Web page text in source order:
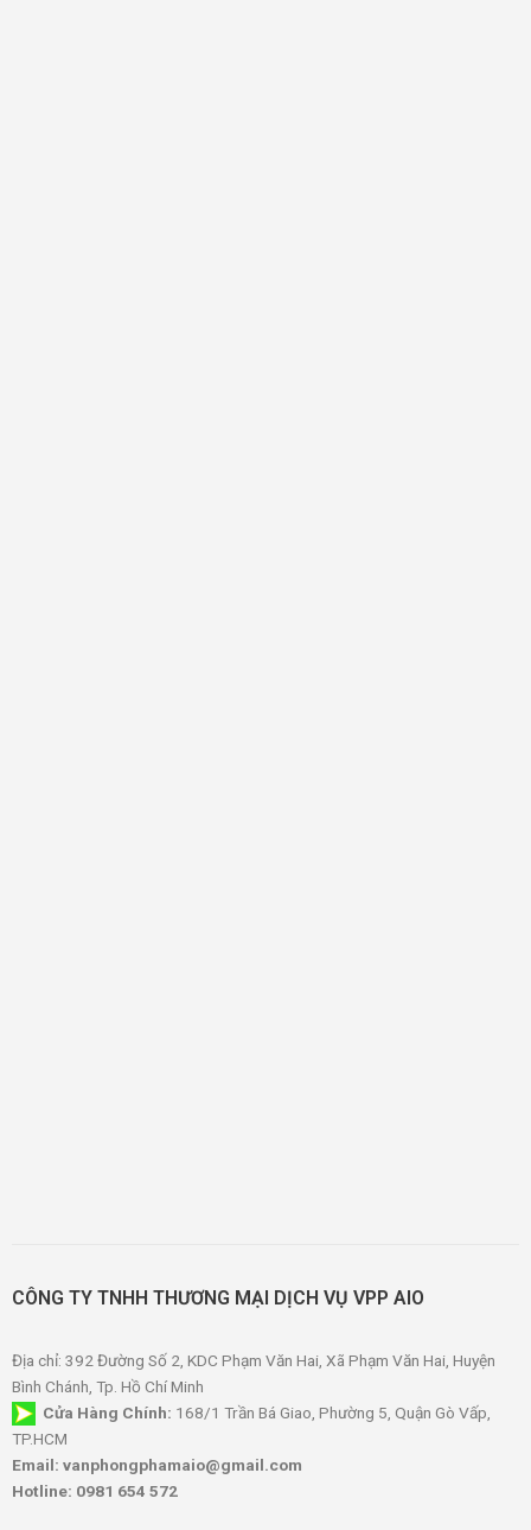
CÔNG TY TNHH THƯƠNG MẠI DỊCH VỤ VPP AIO
Địa chỉ: 392 Đường Số 2, KDC Phạm Văn Hai, Xã Phạm Văn Hai, Huyện
Bình Chánh, Tp. Hồ Chí Minh
Cửa Hàng Chính: 168/1 Trần Bá Giao, Phường 5, Quận Gò Vấp,
TP.HCM
Email: vanphongphamaio@gmail.com
Hotline: 0981 654 572